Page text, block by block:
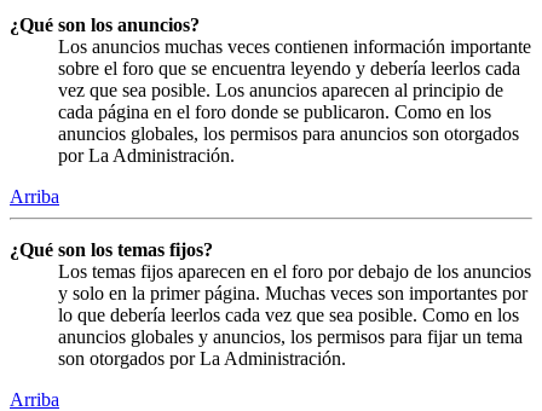
¿Qué son los anuncios?
Los anuncios muchas veces contienen información importante
sobre el foro que se encuentra leyendo y debería leerlos cada
vez que sea posible. Los anuncios aparecen al principio de
cada página en el foro donde se publicaron. Como en los
anuncios globales, los permisos para anuncios son otorgados
por La Administración.
Arriba
¿Qué son los temas fijos?
Los temas fijos aparecen en el foro por debajo de los anuncios
y solo en la primer página. Muchas veces son importantes por
lo que debería leerlos cada vez que sea posible. Como en los
anuncios globales y anuncios, los permisos para fijar un tema
son otorgados por La Administración.
Arriba